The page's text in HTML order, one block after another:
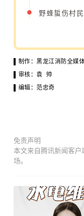
野蜂蜇伤村
▌制作：黑龙江消防全媒
▌审核：袁 帅
▌编辑：范忠奇
免责声明
本文来自腾讯新闻客
场。